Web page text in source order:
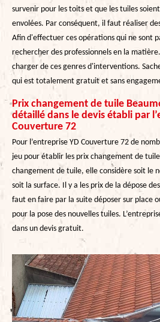
survenir pour les toits et que les tuiles
envolées. Par conséquent, il faut réaliser
Afin d'effectuer ces opérations qui ne sont
rechercher des professionnels en la
charger de ces genres d'interventions.
qui est totalement gratuit et sans
Prix changement de tuile
détaillé dans le devis établi par
Couverture 72
Pour l’entreprise YD Couverture 72 de
jeu pour établir les prix changement de
changement de tuile, elle considère soit le
soit la surface. Il y a les prix de la dépose
faut en faire par la suite déposer sur place
pour la pose des nouvelles tuiles.
dans un devis gratuit.